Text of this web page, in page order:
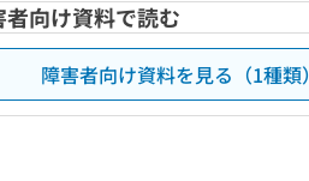
者向け資料で読む
障害者向け資料を見る（1種類）